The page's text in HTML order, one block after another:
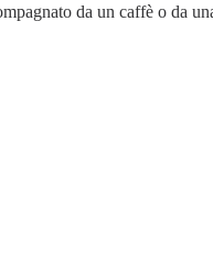
da un caffè o da